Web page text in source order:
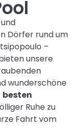
Dörfer rund um
–
unsere
wunderschöne
besten
Ruhe zu
Fahrt vom